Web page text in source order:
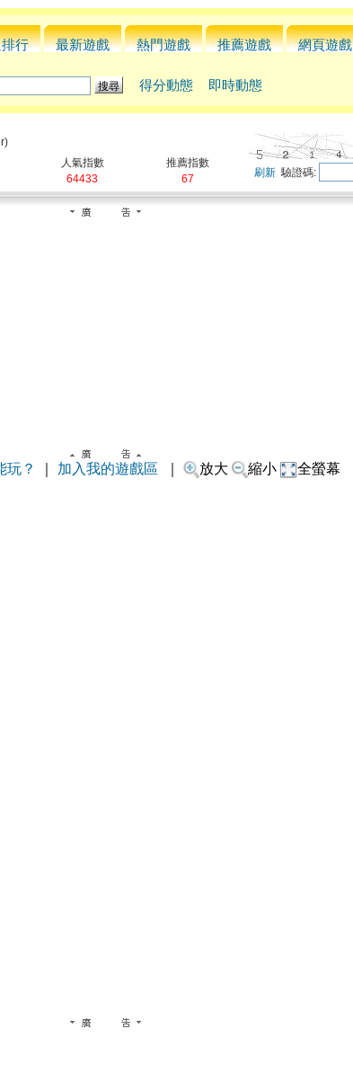
行 最新遊戲 熱門遊戲 推薦遊戲 網頁遊戲
得分動態 即時動態
人氣指數
64433
推薦指數
67
刷新驗證碼:
玩？ 加入我的遊戲區 放大 縮小 全螢幕